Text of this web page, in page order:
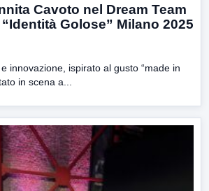
Cavoto nel Dream Team
Golose” Milano 2025
innovazione, ispirato al gusto “made in
in scena a...